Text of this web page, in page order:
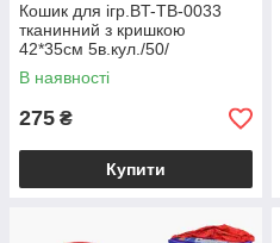
Кошик для ігр.BT-TB-0033
тканинний з кришкою
42*35см 5в.кул./50/
В наявності
275 ₴
Купити